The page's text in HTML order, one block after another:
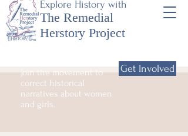
Explore History with
The Remedial
Herstory Project
Join the movement to
correct historical
narratives about women
and girls.
Get Involved